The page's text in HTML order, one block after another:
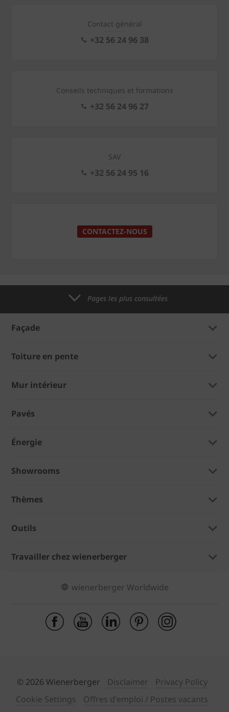
Contact général
+32 56 24 96 38
Conseils techniques et formations
+32 56 24 96 27
SAV
+32 56 24 95 16
CONTACTEZ-NOUS
Pages les plus consultées
Façade
Toiture en pente
Mur intérieur
Pavés
Énergie
Showrooms
Thèmes
Outils
Travailler chez wienerberger
wienerberger Worldwide
© 2026 Wienerberger Disclaimer
Privacy Policy
Cookie Settings
Offres d'emploi / Postes vacants